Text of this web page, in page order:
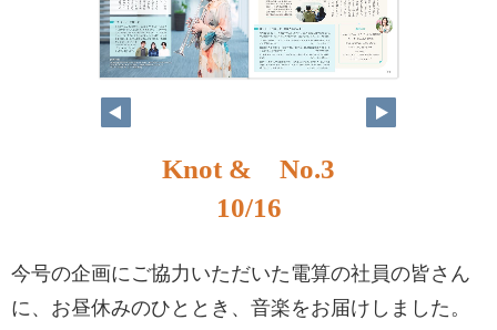
Knot & No.3
10/16
今号の企画にご協力いただいた電算の社員の皆さん
に、お昼休みのひととき、音楽をお届けしました。